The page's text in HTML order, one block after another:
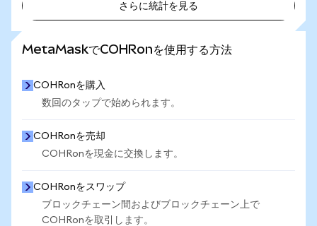
さらに統計を見る
MetaMaskでCOHRonを使用する方法
COHRonを購入
数回のタップで始められます。
COHRonを売却
COHRonを現金に交換します。
COHRonをスワップ
ブロックチェーン間およびブロックチェーン上で
COHRonを取引します。